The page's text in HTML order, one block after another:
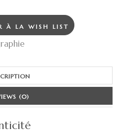
À LA WISH LIST
(0)